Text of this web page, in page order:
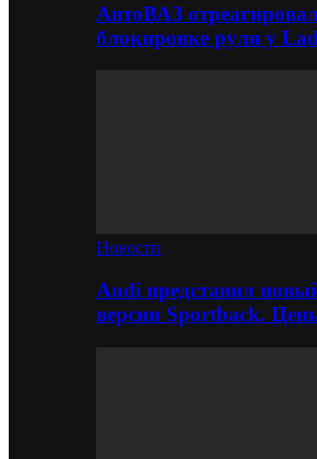
АвтоВАЗ
блокировке руля у
Новости
Audi представил
версии Sportback.